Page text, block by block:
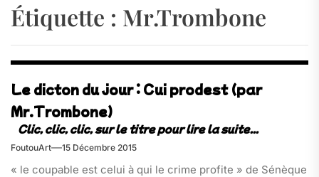
Étiquette : Mr.Trombone
Le dicton du jour : Cui prodest (par
Mr.Trombone)
FoutouArt 15 Décembre 2015
« le coupable est celui à qui le crime profite » de Sénèque